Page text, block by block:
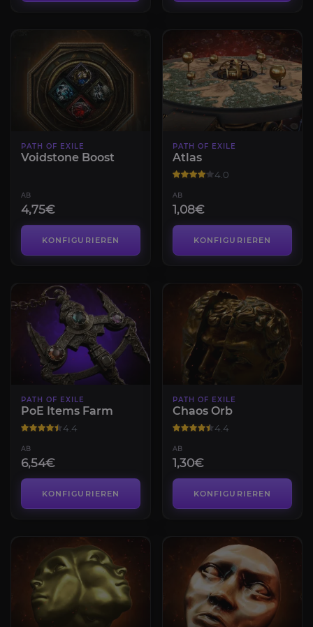
PATH OF EXILE
Voidstone Boost
AB
4,75€
KONFIGURIEREN
PATH OF EXILE
Atlas
4.0
AB
1,08€
KONFIGURIEREN
PATH OF EXILE
PoE Items Farm
4.4
AB
6,54€
KONFIGURIEREN
PATH OF EXILE
Chaos Orb
4.4
AB
1,30€
KONFIGURIEREN